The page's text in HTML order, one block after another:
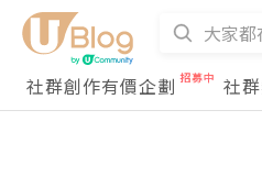
社群創作有價企劃
社